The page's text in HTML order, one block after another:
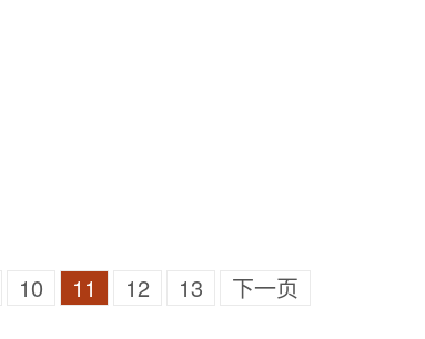
10 11 12 13
下一页